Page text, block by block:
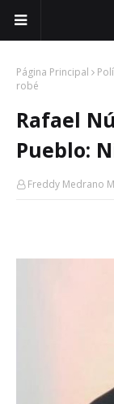
Página Principal
robé
Rafael
Pueblo:
Freddy Medrano